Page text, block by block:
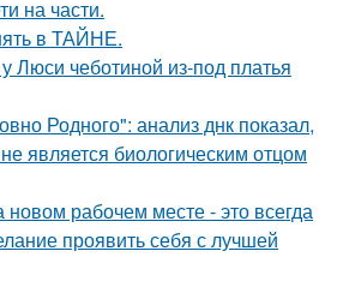
на части.
в ТАЙНЕ.
Люси чеботиной из-под платья
Родного": анализ днк показал,
является биологическим отцом
рабочем месте - это всегда
проявить себя с лучшей